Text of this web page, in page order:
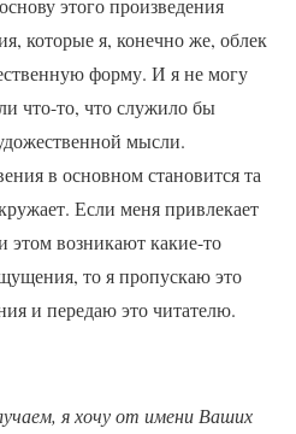
этого произведения
которые я, конечно же, облек
форму. И я не могу
что-то, что служило бы
мысли.
в основном становится та
Если меня привлекает
этом возникают какие-то
то я пропускаю это
и передаю это читателю.
я хочу от имени Ваших